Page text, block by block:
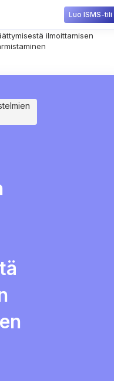
Luo ISMS-tili
saatavuuden ja sen
ilmoittamisen